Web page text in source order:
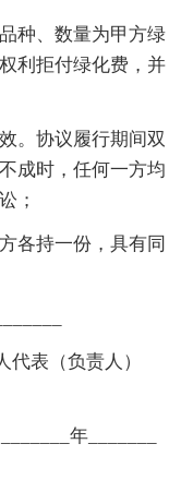
种、数量为甲方绿
利拒付绿化费，并
。协议履行期间双
成时，任何一方均
；
各持一份，具有同
表（负责人）
年_______